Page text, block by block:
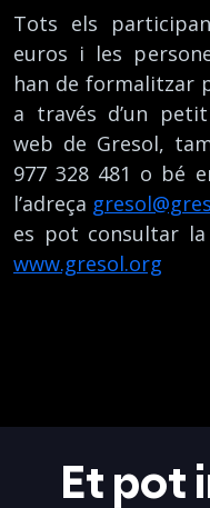
Tots els
euros i les
han de formalitzar
a través d’un
web de Gresol,
977 328 481 o bé
l’adreça
es pot consultar
www.gresol.org
Et pot